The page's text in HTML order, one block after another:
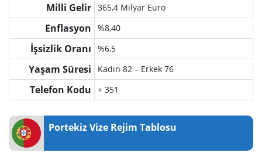
Milli Gelir 365,4 Milyar Euro
Enflasyon %8,40
İşsizlik Oranı %6,5
Yaşam Süresi Kadın 82 – Erkek 76
Telefon Kodu + 351
Portekiz Vize Rejim Tablosu